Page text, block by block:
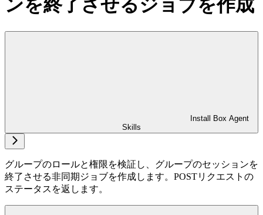
ンを終了させるジョブを作成
Install Box Agent
Skills
グループのロールと権限を検証し、グループのセッションを
終了させる非同期ジョブを作成します。POSTリクエストの
ステータスを返します。